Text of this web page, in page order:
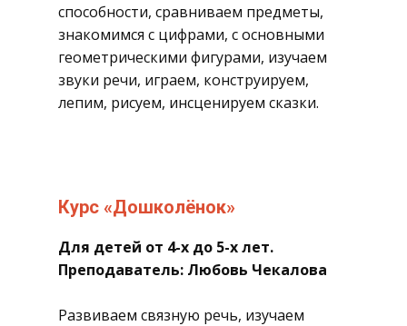
способности, сравниваем предметы,
знакомимся с цифрами, с основными
геометрическими фигурами, изучаем
звуки речи, играем, конструируем,
лепим, рисуем, инсценируем сказки.
​Курс «Дошколёнок»
​Для детей от 4-х до 5-х лет.
Преподаватель: Любовь Чекалова
Развиваем связную речь, изучаем